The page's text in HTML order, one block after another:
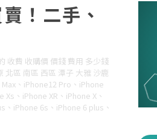
！二手、
收費 收購價 價錢 費用 多少錢
北區 南區 西區 潭子 大雅 沙鹿
、iPhone12 Pro、iPhone
、iPhone XR、iPhone X、
iPhone 6s、iPhone 6 plus、